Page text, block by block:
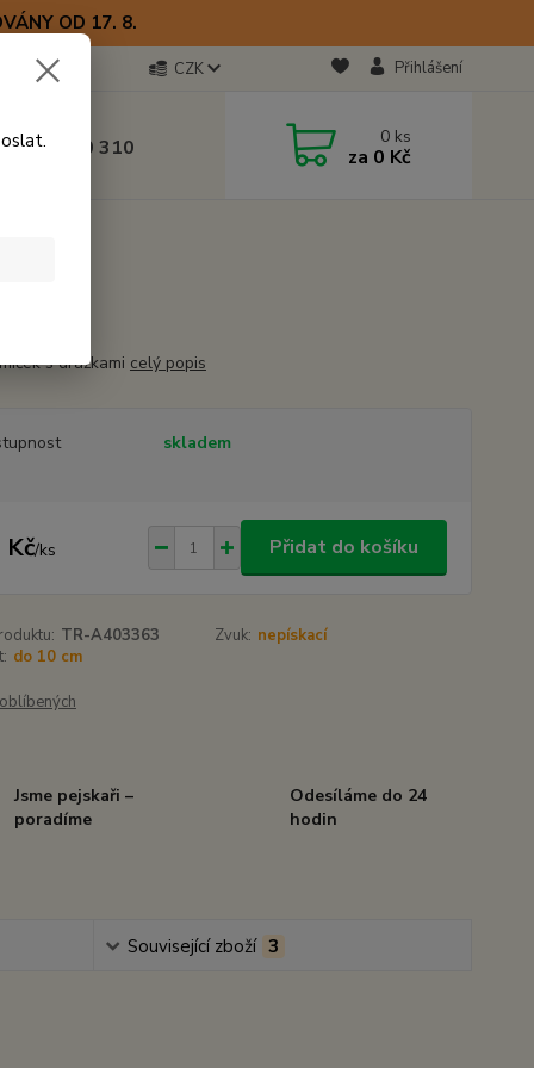
OD 17. 8.
CZK Přihlášení
723 770 310 0 ks
za 0 Kč
s drážkami celý popis
skladem
Kč/ks Přidat do košíku
TR-A403363 Zvuk: nepískací
do 10 cm
Jsme pejskaři –
poradíme
Odesíláme do 24
hodin
Související zboží 3